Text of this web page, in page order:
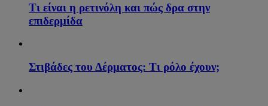
Τι είναι η ρετινόλη και πώς δρα στην
επιδερμίδα
Στιβάδες του Δέρματος: Τι ρόλο έχουν;